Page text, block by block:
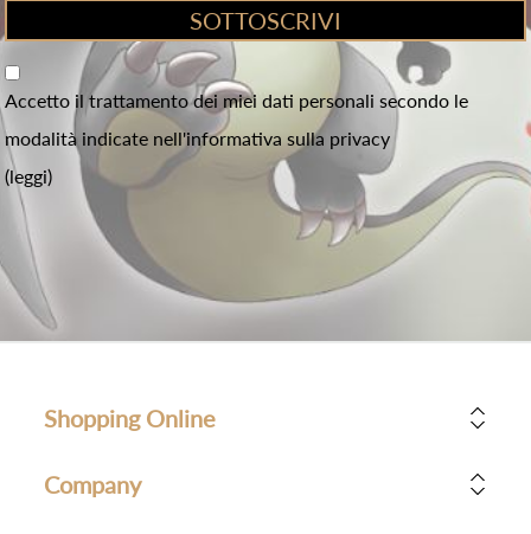
Accetto il trattamento dei miei dati personali secondo le
modalità indicate nell'informativa sulla privacy
(leggi)
Shopping Online
Company